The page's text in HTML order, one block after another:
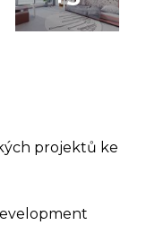
projektů ke